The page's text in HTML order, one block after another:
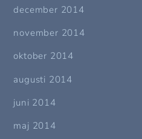
december 2014
november 2014
oktober 2014
augusti 2014
juni 2014
maj 2014